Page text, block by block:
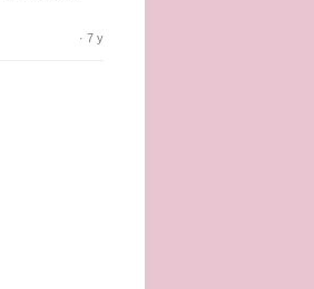
· 7 y